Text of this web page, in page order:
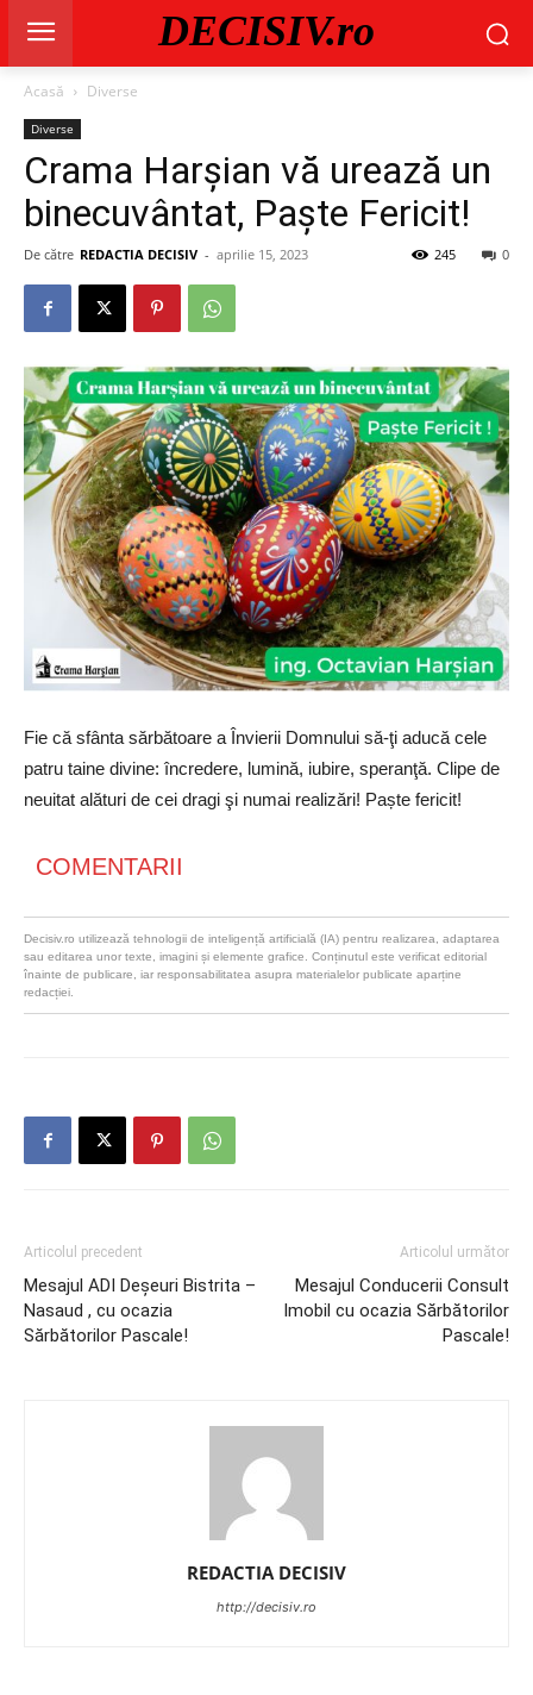
DECISIV.ro
Acasă Diverse
Diverse
Crama Harșian vă urează un
binecuvântat, Paște Fericit!
De către REDACTIA DECISIV - aprilie 15, 2023 0
245
Fie că sfânta sărbătoare a Învierii Domnului să-ţi aducă cele
patru taine divine: încredere, lumină, iubire, speranţă. Clipe de
neuitat alături de cei dragi şi numai realizări! Paște fericit!
COMENTARII
Decisiv.ro utilizează tehnologii de inteligență artificială (IA) pentru realizarea, adaptarea
sau editarea unor texte, imagini și elemente grafice. Conținutul este verificat editorial
înainte de publicare, iar responsabilitatea asupra materialelor publicate aparține
redacției.
Articolul precedent
Mesajul ADI Deșeuri Bistrita –
Nasaud , cu ocazia
Sărbătorilor Pascale!
Articolul următor
Mesajul Conducerii Consult
Imobil cu ocazia Sărbătorilor
Pascale!
REDACTIA DECISIV
http://decisiv.ro